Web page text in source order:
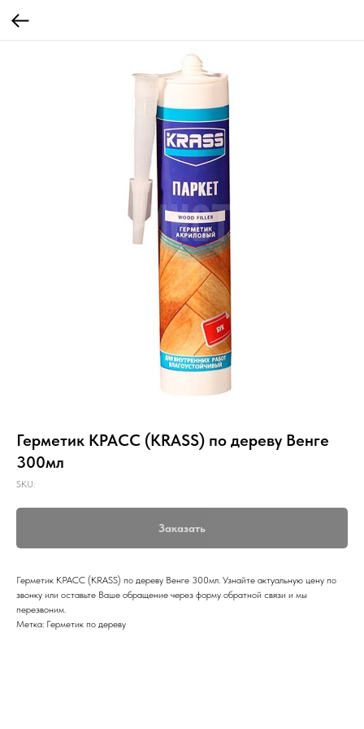
Герметик КРАСС (KRASS) по дереву Венге
300мл
SKU:
Заказать
Герметик КРАСС (KRASS) по дереву Венге 300мл. Узнайте актуальную цену по
звонку или оставьте Ваше обращение через форму обратной связи и мы
перезвоним.
Метка: Герметик по дереву